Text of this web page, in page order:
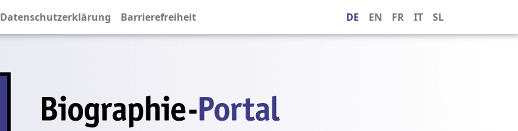
Datenschutzerklärung Barrierefreiheit DE EN FR IT SL